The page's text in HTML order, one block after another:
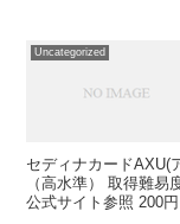
Uncategorized
セディナカードAXU(
（高水準） 取得難
公式サイト参照 200